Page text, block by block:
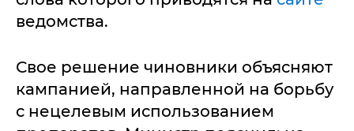
ведомства.
Свое решение чиновники объясняют
кампанией, направленной на борьбу
с нецелевым использованием